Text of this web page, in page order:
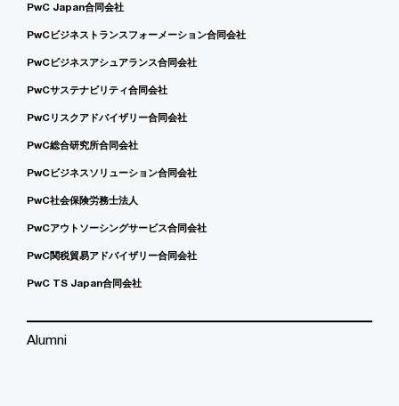
PwC Japan合同会社
PwCビジネストランスフォーメーション合同会社
PwCビジネスアシュアランス合同会社
PwCサステナビリティ合同会社
PwCリスクアドバイザリー合同会社
PwC総合研究所合同会社
PwCビジネスソリューション合同会社
PwC社会保険労務士法人
PwCアウトソーシングサービス合同会社
PwC関税貿易アドバイザリー合同会社
PwC TS Japan合同会社
Alumni